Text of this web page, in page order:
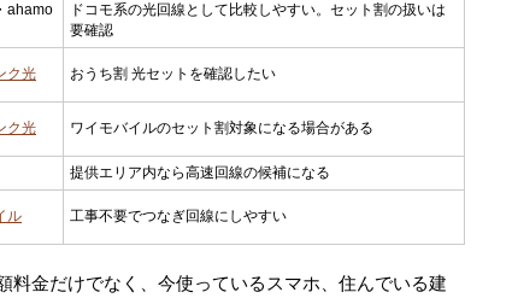
・ahamo
ドコモ系の光回線として比較しやすい。セット割の扱いは
要確認
ク光 おうち割 光セットを確認したい
ク光 ワイモバイルのセット割対象になる場合がある
提供エリア内なら高速回線の候補になる
ル 工事不要でつなぎ回線にしやすい
料金だけでなく、今使っているスマホ、住んでいる建